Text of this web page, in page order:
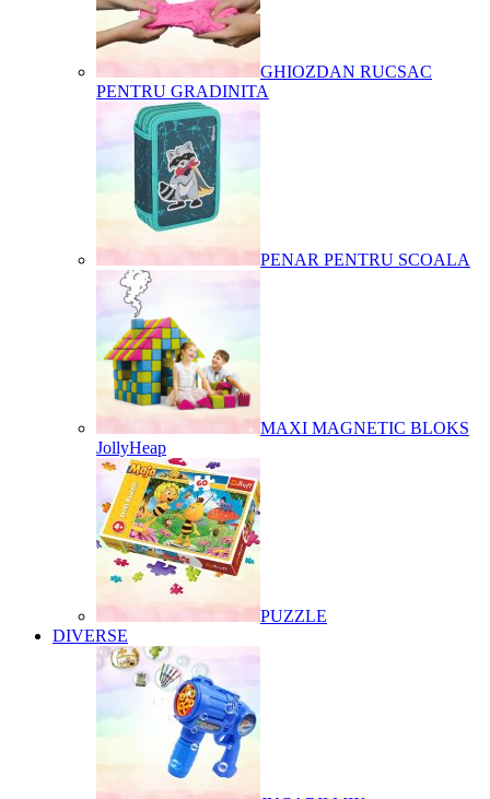
GHIOZDAN RUCSAC
PENTRU GRADINITA
PENAR PENTRU SCOALA
MAXI MAGNETIC BLOKS
JollyHeap
PUZZLE
DIVERSE